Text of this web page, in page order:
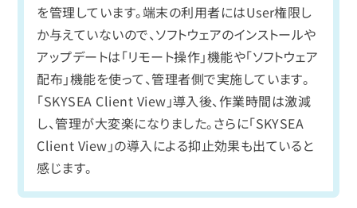
を管理しています。端末の利用者にはUser権限し
か与えていないので、ソフトウェアのインストールや
アップデートは「リモート操作」機能や「ソフトウェア
配布」機能を使って、管理者側で実施しています。
「SKYSEA Client View」導入後、作業時間は激減
し、管理が大変楽になりました。さらに「SKYSEA
Client View」の導入による抑止効果も出ていると
感じます。